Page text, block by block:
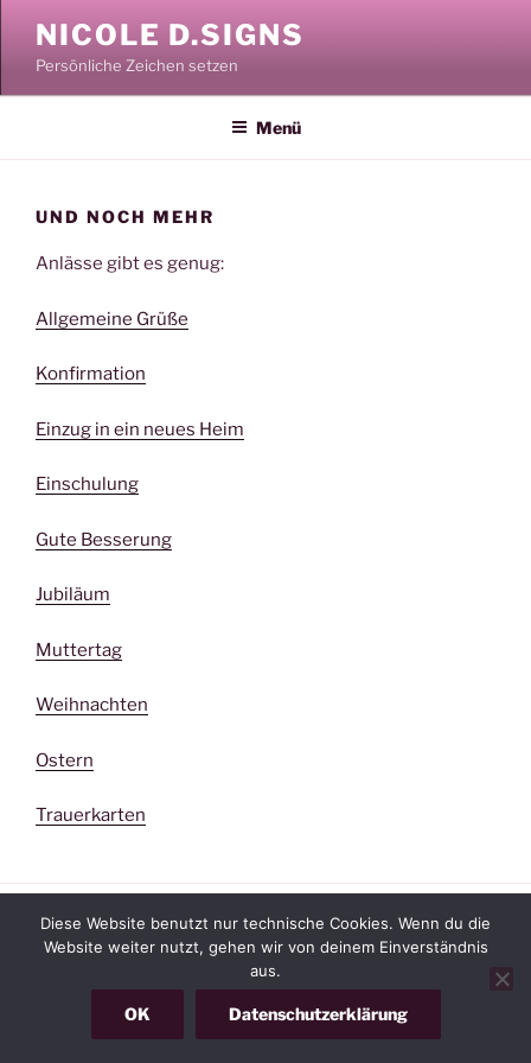
Inhalt
springen
NICOLE D.SIGNS
Persönliche Zeichen setzen
Menü
UND NOCH MEHR
Anlässe gibt es genug:
Allgemeine Grüße
Konfirmation
Einzug in ein neues Heim
Einschulung
Gute Besserung
Jubiläum
Muttertag
Weihnachten
Ostern
Trauerkarten
Diese Website benutzt nur technische Cookies. Wenn du die
Website weiter nutzt, gehen wir von deinem Einverständnis
aus.
OK Datenschutzerklärung